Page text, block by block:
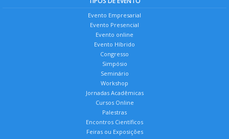
Evento Empresarial
Evento Presencial
Evento online
Evento Híbrido
Congresso
Simpósio
Seminário
Workshop
Jornadas Acadêmicas
Cursos Online
Palestras
Encontros Científicos
Feiras ou Exposições